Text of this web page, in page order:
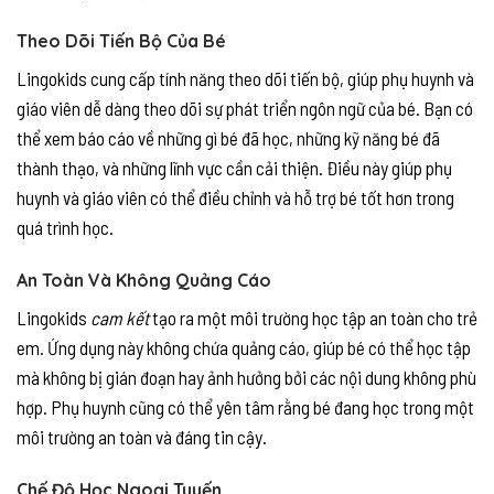
Theo Dõi Tiến Bộ Của Bé
Lingokids cung cấp tính năng theo dõi tiến bộ, giúp phụ huynh và
giáo viên dễ dàng theo dõi sự phát triển ngôn ngữ của bé. Bạn có
thể xem báo cáo về những gì bé đã học, những kỹ năng bé đã
thành thạo, và những lĩnh vực cần cải thiện. Điều này giúp phụ
huynh và giáo viên có thể điều chỉnh và hỗ trợ bé tốt hơn trong
quá trình học.
An Toàn Và Không Quảng Cáo
Lingokids cam kếttạo ra một môi trường học tập an toàn cho trẻ
em. Ứng dụng này không chứa quảng cáo, giúp bé có thể học tập
mà không bị gián đoạn hay ảnh hưởng bởi các nội dung không phù
hợp. Phụ huynh cũng có thể yên tâm rằng bé đang học trong một
môi trường an toàn và đáng tin cậy.